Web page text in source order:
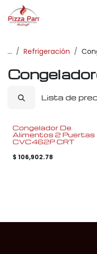
Ir al contenido
... Refrigeración
Lista de
Congelador De
Alimentos 2 Puertas
CVC462P CRT
$ 106,902.78